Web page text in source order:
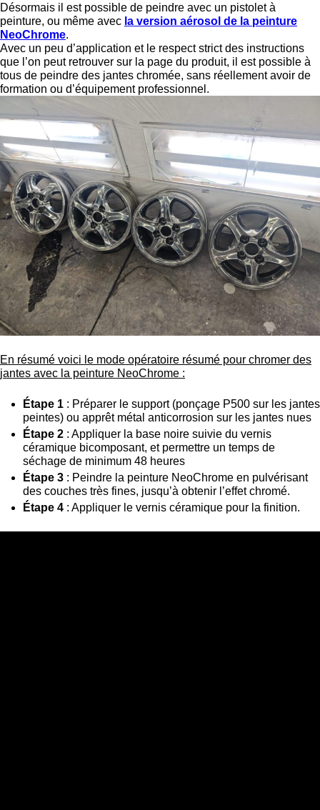
Désormais il est possible de peindre avec un pistolet à
peinture, ou même avec la version aérosol de la peinture
NeoChrome.
Avec un peu d’application et le respect strict des instructions
que l’on peut retrouver sur la page du produit, il est possible à
tous de peindre des jantes chromée, sans réellement avoir de
formation ou d’équipement professionnel.
En résumé voici le mode opératoire résumé pour chromer des
jantes avec la peinture NeoChrome :
Étape 1 : Préparer le support (ponçage P500 sur les jantes
peintes) ou apprêt métal anticorrosion sur les jantes nues
Étape 2 : Appliquer la base noire suivie du vernis
céramique bicomposant, et permettre un temps de
séchage de minimum 48 heures
Étape 3 : Peindre la peinture NeoChrome en pulvérisant
des couches très fines, jusqu’à obtenir l’effet chromé.
Étape 4 : Appliquer le vernis céramique pour la finition.